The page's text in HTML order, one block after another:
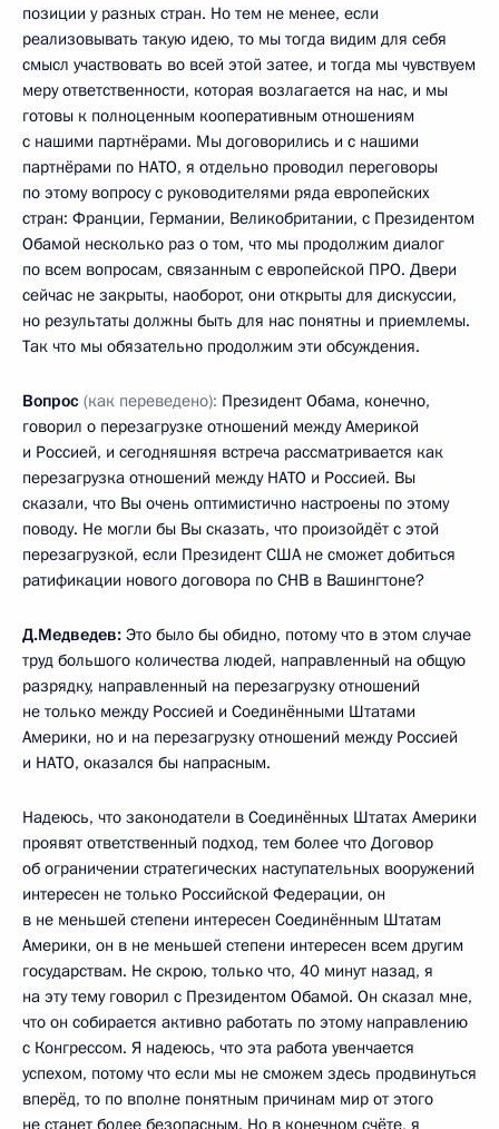
позиции у разных стран. Но тем не менее, если
реализовывать такую идею, то мы тогда видим для себя
смысл участвовать во всей этой затее, и тогда мы чувствуем
меру ответственности, которая возлагается на нас, и мы
готовы к полноценным кооперативным отношениям
с нашими партнёрами. Мы договорились и с нашими
партнёрами по НАТО, я отдельно проводил переговоры
по этому вопросу с руководителями ряда европейских
стран: Франции, Германии, Великобритании, с Президентом
Обамой несколько раз о том, что мы продолжим диалог
по всем вопросам, связанным с европейской ПРО. Двери
сейчас не закрыты, наоборот, они открыты для дискуссии,
но результаты должны быть для нас понятны и приемлемы.
Так что мы обязательно продолжим эти обсуждения.
Вопрос (как переведено): Президент Обама, конечно,
говорил о перезагрузке отношений между Америкой
и Россией, и сегодняшняя встреча рассматривается как
перезагрузка отношений между НАТО и Россией. Вы
сказали, что Вы очень оптимистично настроены по этому
поводу. Не могли бы Вы сказать, что произойдёт с этой
перезагрузкой, если Президент США не сможет добиться
ратификации нового договора по СНВ в Вашингтоне?
Д.Медведев: Это было бы обидно, потому что в этом случае
труд большого количества людей, направленный на общую
разрядку, направленный на перезагрузку отношений
не только между Россией и Соединёнными Штатами
Америки, но и на перезагрузку отношений между Россией
и НАТО, оказался бы напрасным.
Надеюсь, что законодатели в Соединённых Штатах Америки
проявят ответственный подход, тем более что Договор
об ограничении стратегических наступательных вооружений
интересен не только Российской Федерации, он
в не меньшей степени интересен Соединённым Штатам
Америки, он в не меньшей степени интересен всем другим
государствам. Не скрою, только что, 40 минут назад, я
на эту тему говорил с Президентом Обамой. Он сказал мне,
что он собирается активно работать по этому направлению
с Конгрессом. Я надеюсь, что эта работа увенчается
успехом, потому что если мы не сможем здесь продвинуться
вперёд, то по вполне понятным причинам мир от этого
не станет более безопасным. Но в конечном счёте, я